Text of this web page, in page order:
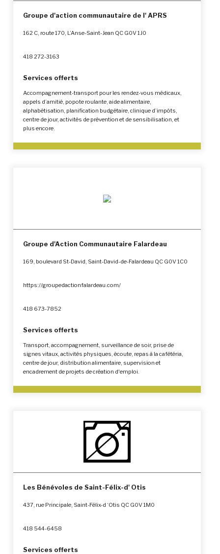
Groupe d'action communautaire de l' APRS
162 C, route 170, L’Anse-Saint-Jean QC G0V 1J0
418 272-3163
Services offerts
Accompagnement-transport pour les rendez-vous médicaux,
appels d’amitié, popote roulante, aide alimentaire,
alphabétisation, planification budgétaire, clinique d’impôts,
centre de jour, activités de prévention et de sensibilisation, et
plus encore.
Groupe d'Action Communautaire Falardeau
169, boulevard St-David, Saint-David-de-Falardeau QC G0V 1C0
https://groupedactionfalardeau.com/
418 673-7852
Services offerts
Transport, accompagnement, surveillance de soir, prise de
signes vitaux, activités physiques, écoute, repas à la cafétéria,
centre de jour, distribution alimentaire, supervision et
encadrement de projets de création d'emploi.
Les Bénévoles de Saint-Félix-d' Otis
437, rue Principale, Saint-Félix-d ‘Otis QC G0V 1M0
418 544-6458
Services offerts